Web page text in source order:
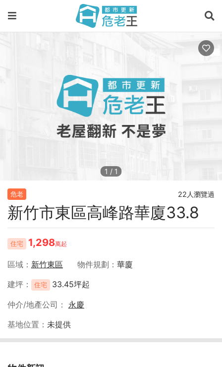
1 / 1
危老 22人瀏覽過
新竹市東區高峰路華廈33.8
住宅 1,298萬起
區域 新竹東區 物件規劃
華廈
建坪
住宅 33.45坪起
仲介/地產公司
永慶
基地位置
未提供